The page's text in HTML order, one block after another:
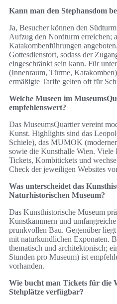
Kann man den Stephansdom
Ja, Besucher können den
Aufzug den Nordturm erreichen;
Katakombenführungen
Gottesdienstort, sodass der
eingeschränkt sein kann. Für
(Innenraum, Türme,
ermäßigte Tarife gelten oft für
Welche Museen im
empfehlenswert?
Das MuseumsQuartier vereint
Kunst. Highlights sind das
Schiele), das MUMOK
sowie die Kunsthalle Wien. Viele
Tickets, Kombitickets und
Check der jeweiligen Websites
Was unterscheidet das
Naturhistorischen Museum?
Das Kunsthistorische Museum
Kunstkammern und
prunkvollen Bau. Gegenüber
mit naturkundlichen Exponaten.
thematisch und architektonisch;
Stunden pro Museum) ist
vorhanden.
Wie bucht man Tickets für die
Stehplätze verfügbar?